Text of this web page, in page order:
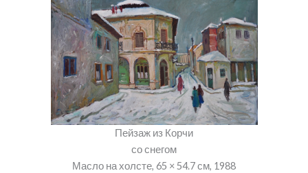
Пейзаж из Корчи
со снегом
Масло на холсте, 65 × 54.7 см, 1988